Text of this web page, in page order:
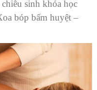
sinh khóa học
bóp bấm huyệt –